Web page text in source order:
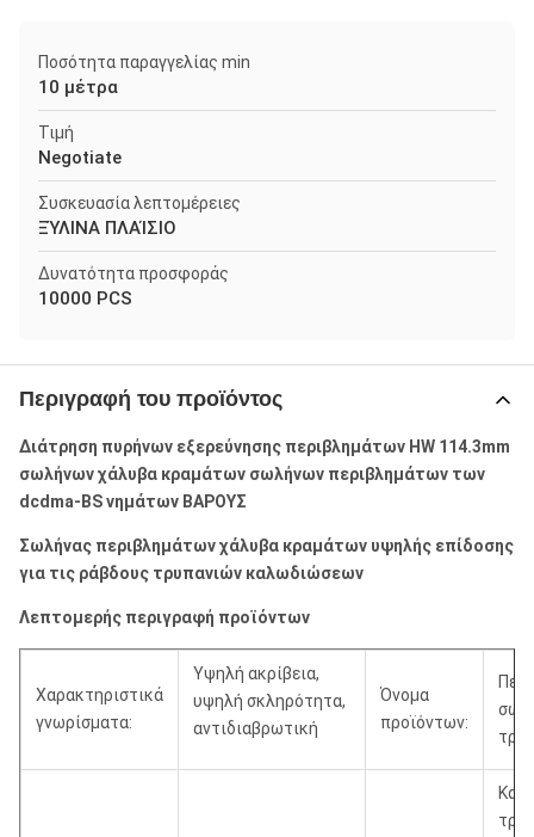
Ποσότητα παραγγελίας min
10 μέτρα
Τιμή
Negotiate
Συσκευασία λεπτομέρειες
ΞΎΛΙΝΑ ΠΛΑΊΣΙΟ
Δυνατότητα προσφοράς
10000 PCS
Περιγραφή του προϊόντος
Διάτρηση πυρήνων εξερεύνησης περιβλημάτων HW 114.3mm
σωλήνων χάλυβα κραμάτων σωλήνων περιβλημάτων των
dcdma-BS νημάτων ΒΑΡΟΥΣ
Σωλήνας περιβλημάτων χάλυβα κραμάτων υψηλής επίδοσης
για τις ράβδους τρυπανιών καλωδιώσεων
Λεπτομερής περιγραφή προϊόντων
Χαρακτηριστικά
γνωρίσματα:
Υψηλή ακρίβεια,
υψηλή σκληρότητα,
αντιδιαβρωτική
Όνομα
προϊόντων: